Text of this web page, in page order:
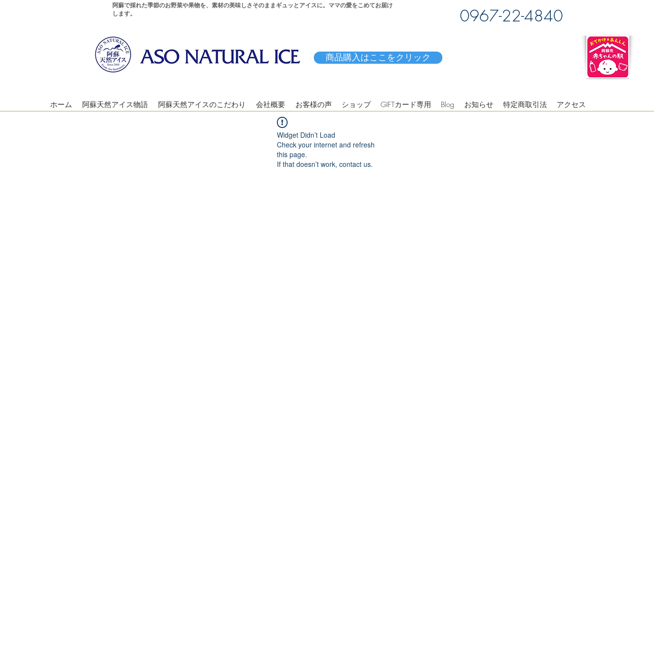
阿蘇で採れた季節のお野菜や果物を、素材の美味しさそのままギュッとアイスに。ママの愛をこめてお届け
します。
0967-22-4840
商品購入はここをクリック
ホーム 阿蘇天然アイス物語 阿蘇天然アイスのこだわり 会社概要 お客様の声 ショップ GIFTカード専用 Blog お知らせ 特定商取引法 アクセス
Widget Didn’t Load
Check your internet and refresh
this page.
If that doesn’t work, contact us.